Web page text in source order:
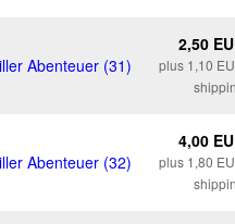
Abenteuer (31)
2,50
plus 1,10
Abenteuer (32)
4,00
plus 1,80